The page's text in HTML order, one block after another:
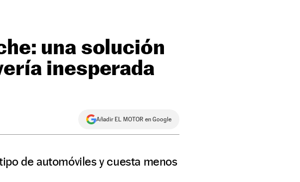
una solución
inesperada
Añadir EL MOTOR en Google
de automóviles y cuesta menos